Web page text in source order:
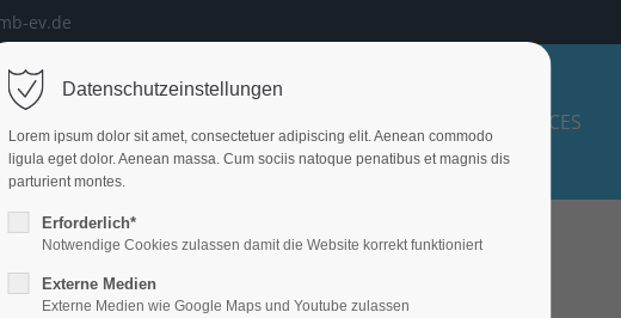
dolor sit amet:
/ 365days
Cybersteel Inc.
376-293 City Road, Suite 600
Have any questions?
ev.de
SERVICES
Datenschutzeinstellungen
Lorem ipsum dolor sit amet, consectetuer adipiscing elit. Aenean commodo
ligula eget dolor. Aenean massa. Cum sociis natoque penatibus et magnis dis
parturient montes.
Erforderlich*
Notwendige Cookies zulassen damit die Website korrekt funktioniert
Externe Medien
Externe Medien wie Google Maps und Youtube zulassen